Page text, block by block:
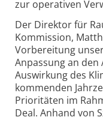
zur operativen
Der Direktor für
Kommission,
Vorbereitung
Anpassung an den
Auswirkung des
kommenden
Prioritäten im
Deal. Anhand von